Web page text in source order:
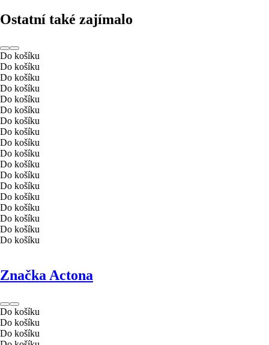
Ostatní také zajímalo
Do košíku
Do košíku
Do košíku
Do košíku
Do košíku
Do košíku
Do košíku
Do košíku
Do košíku
Do košíku
Do košíku
Do košíku
Do košíku
Do košíku
Do košíku
Do košíku
Do košíku
Do košíku
Značka Actona
Do košíku
Do košíku
Do košíku